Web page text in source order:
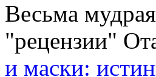
Весьма мудрая
"рецензии"
и маски: